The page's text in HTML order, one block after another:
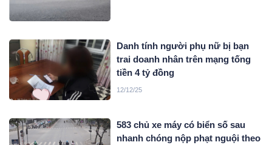
Danh tính người phụ nữ bị bạn
trai doanh nhân trên mạng tống
tiền 4 tỷ đồng
12/12/25
583 chủ xe máy có biển số sau
nhanh chóng nộp phạt nguội theo